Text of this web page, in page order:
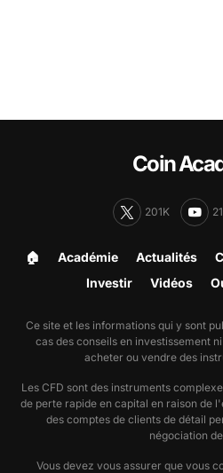
Coin
201K
🏠︎ Académie Actualités
Investir Vidéos
Ce site et les informations qui y sont
cas des conseils en investissement
acheter ou vendre des
Les CFD sont des instruments
de perte rapide en capital en raison de
des comptes de clients de détail
négociation
Vous devez vous assurer que vous